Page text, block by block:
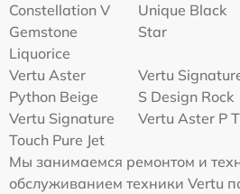
Constellation V
Gemstone
Liquorice
Unique Black
Star
Vertu Aster
Python Beige
Vertu
S Design Rock
Vertu Signature
Touch Pure Jet
Vertu Aster P
Мы занимаемся ремонтом и
обслуживанием техники Vertu